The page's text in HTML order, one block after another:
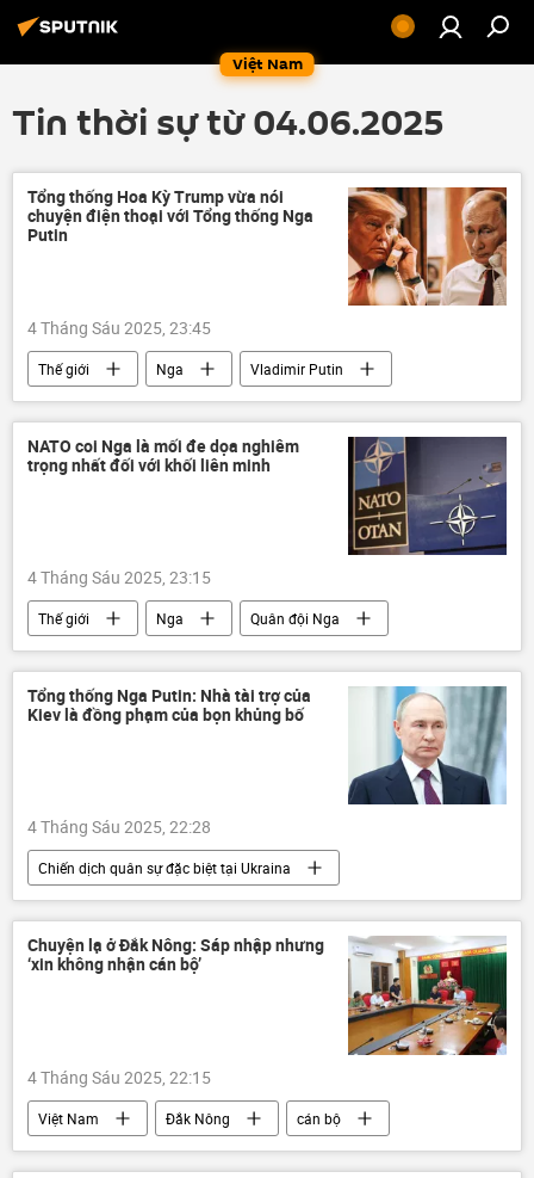
Việt Nam
Tin thời sự từ 04.06.2025
Tổng thống Hoa Kỳ Trump vừa nói
chuyện điện thoại với Tổng thống Nga
Putin
4 Tháng Sáu 2025, 23:45
Thế giới Nga
Vladimir Putin
Hoa Kỳ
Donald Trump
điện thoại
Sân bay
tấn công
Cuộc khủng hoảng ở Ukraina
NATO coi Nga là mối đe dọa nghiêm
trọng nhất đối với khối liên minh
4 Tháng Sáu 2025, 23:15
Thế giới Nga
Quân đội Nga
NATO
Hoa Kỳ
EU
Châu Âu
Chính trị Đại Tây Dương
Tổng thống Nga Putin: Nhà tài trợ của
Kiev là đồng phạm của bọn khủng bố
4 Tháng Sáu 2025, 22:28
Chiến dịch quân sự đặc biệt tại Ukraina
Thế giới
Nga
Điện Kremlin
Vladimir Putin
Cuộc khủng hoảng ở Ukraina
Chuyện lạ ở Đắk Nông: Sáp nhập nhưng
‘xin không nhận cán bộ’
4 Tháng Sáu 2025, 22:15
Việt Nam Đắk Nông
cán bộ
sáp nhập
Xã hội
Chính trị